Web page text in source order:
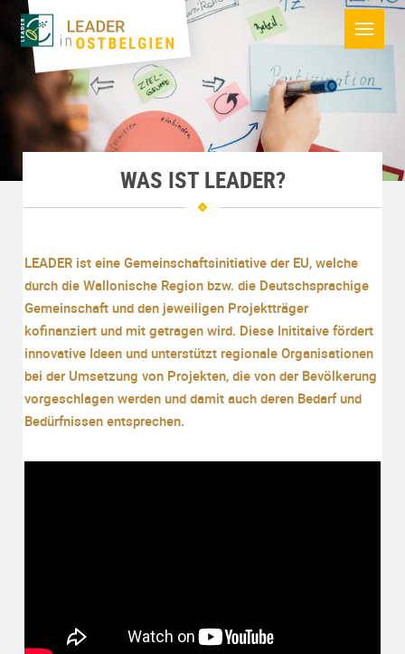
WAS IST LEADER?
LEADER ist eine Gemeinschaftsinitiative der EU, welche
durch die Wallonische Region bzw. die Deutschsprachige
Gemeinschaft und den jeweiligen Projektträger
kofinanziert und mit getragen wird. Diese Inititaive fördert
innovative Ideen und unterstützt regionale Organisationen
bei der Umsetzung von Projekten, die von der Bevölkerung
vorgeschlagen werden und damit auch deren Bedarf und
Bedürfnissen entsprechen.